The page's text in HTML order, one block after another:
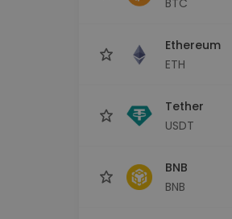
Finde
Ethereum
ETH
Tether
USDT
BNB
BNB